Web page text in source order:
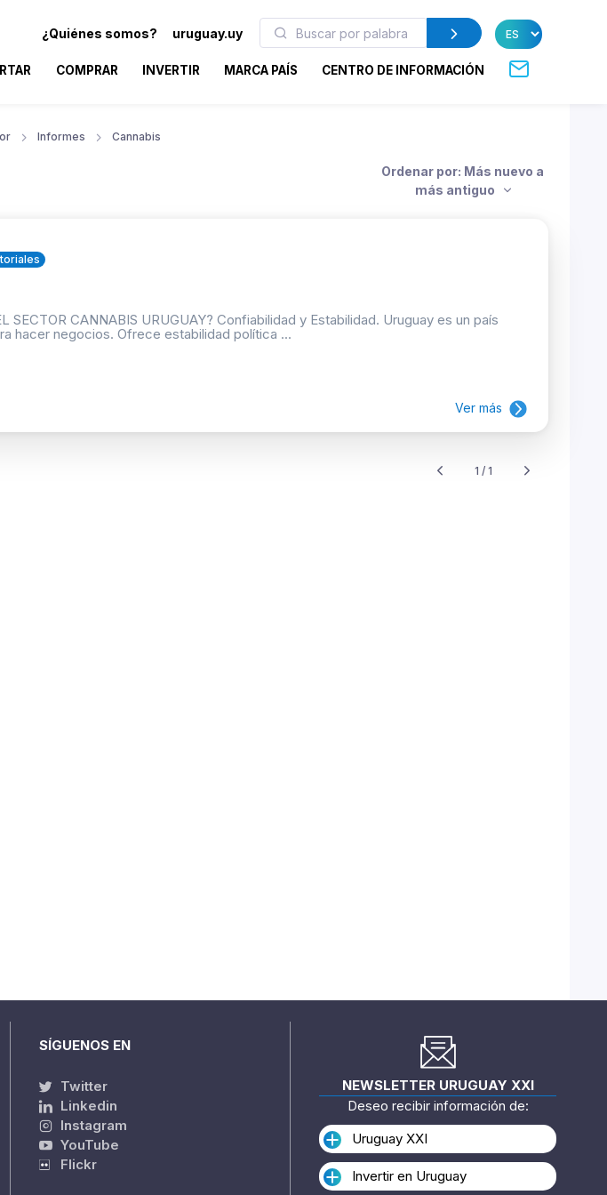
¿Quiénes somos? uruguay.uy
COMPRAR INVERTIR MARCA PAÍS CENTRO DE INFORMACIÓN
Informes Cannabis
Ordenar por: Más nuevo a
más antiguo
SECTOR CANNABIS URUGUAY? Confiabilidad y Estabilidad. Uruguay es un país
hacer negocios. Ofrece estabilidad política ...
Ver más
1 / 1
SÍGUENOS EN
Twitter
Linkedin
Instagram
YouTube
Flickr
NEWSLETTER URUGUAY XXI
Deseo recibir información de:
Uruguay XXI
Invertir en Uruguay